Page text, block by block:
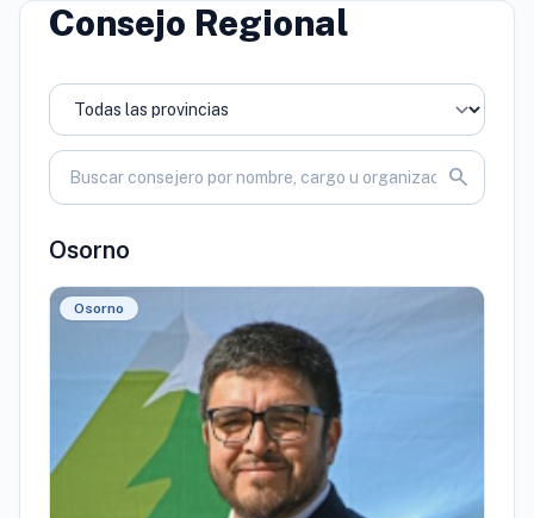
Consejo Regional
search
Osorno
Osorno